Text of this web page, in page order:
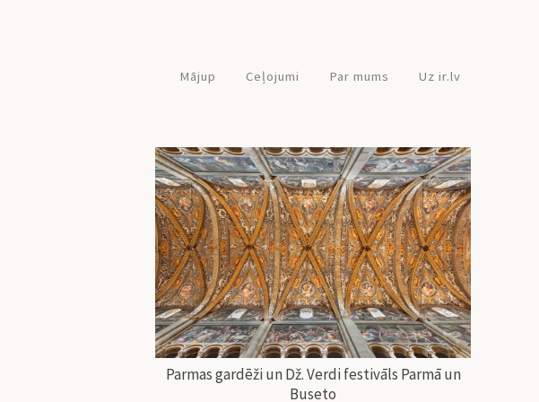
Mājup Ceļojumi Par mums Uz ir.lv
Parmas gardēži un Dž. Verdi festivāls Parmā un
Buseto